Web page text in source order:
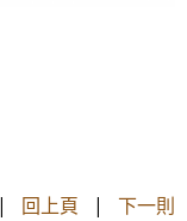
回上頁 | 下一則